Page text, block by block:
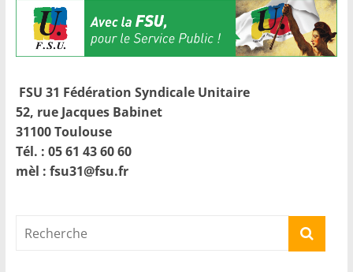
FSU 31 Fédération Syndicale Unitaire
52, rue Jacques Babinet
31100 Toulouse
Tél. : 05 61 43 60 60
mèl : fsu31@fsu.fr